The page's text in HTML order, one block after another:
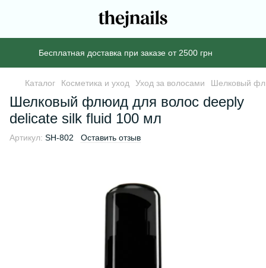
Бесплатная доставка при заказе от 2500 грн
Каталог Косметика и уход Уход за волосами Шелковый
Шелковый флюид для волос deeply
delicate silk fluid 100 мл
Артикул: SH-802 Оставить отзыв